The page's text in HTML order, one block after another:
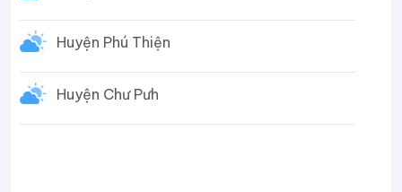
Huyện Phú Thiện
Huyện Chư Pưh